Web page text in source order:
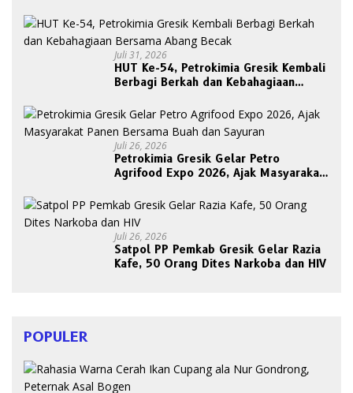
Juli 31, 2026
HUT Ke-54, Petrokimia Gresik Kembali
Berbagi Berkah dan Kebahagiaan
Juli 26, 2026
Petrokimia Gresik Gelar Petro
Agrifood Expo 2026, Ajak Masyarakat
Juli 26, 2026
Satpol PP Pemkab Gresik Gelar Razia
Kafe, 50 Orang Dites Narkoba dan HIV
POPULER